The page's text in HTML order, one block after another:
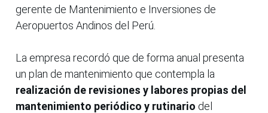
gerente de Mantenimiento e Inversiones de
Aeropuertos Andinos del Perú.
La empresa recordó que de forma anual presenta
un plan de mantenimiento que contempla la
realización de revisiones y labores propias del
mantenimiento periódico y rutinario del